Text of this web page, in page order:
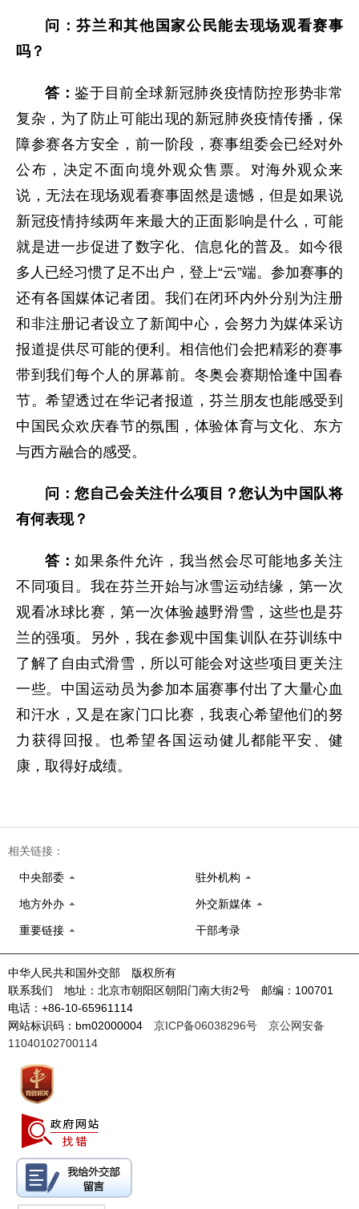
问：芬兰和其他国家公民能去现场观看赛事
吗？
答：鉴于目前全球新冠肺炎疫情防控形势非常
复杂，为了防止可能出现的新冠肺炎疫情传播，保
障参赛各方安全，前一阶段，赛事组委会已经对外
公布，决定不面向境外观众售票。对海外观众来
说，无法在现场观看赛事固然是遗憾，但是如果说
新冠疫情持续两年来最大的正面影响是什么，可能
就是进一步促进了数字化、信息化的普及。如今很
多人已经习惯了足不出户，登上“云”端。参加赛事的
还有各国媒体记者团。我们在闭环内外分别为注册
和非注册记者设立了新闻中心，会努力为媒体采访
报道提供尽可能的便利。相信他们会把精彩的赛事
带到我们每个人的屏幕前。冬奥会赛期恰逢中国春
节。希望透过在华记者报道，芬兰朋友也能感受到
中国民众欢庆春节的氛围，体验体育与文化、东方
与西方融合的感受。
问：您自己会关注什么项目？您认为中国队将
有何表现？
答：如果条件允许，我当然会尽可能地多关注
不同项目。我在芬兰开始与冰雪运动结缘，第一次
观看冰球比赛，第一次体验越野滑雪，这些也是芬
兰的强项。另外，我在参观中国集训队在芬训练中
了解了自由式滑雪，所以可能会对这些项目更关注
一些。中国运动员为参加本届赛事付出了大量心血
和汗水，又是在家门口比赛，我衷心希望他们的努
力获得回报。也希望各国运动健儿都能平安、健
康，取得好成绩。
相关链接：
中央部委 驻外机构
地方外办 外交新媒体
重要链接 干部考录
中华人民共和国外交部 版权所有
联系我们 地址：北京市朝阳区朝阳门南大街2号 邮编：100701
电话：+86-10-65961114
网站标识码：bm02000004 京ICP备06038296号
京公网安备
11040102700114